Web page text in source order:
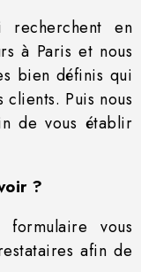
recherchent en
à Paris et nous
bien définis qui
Puis nous
de vous établir
?
vous
afin de